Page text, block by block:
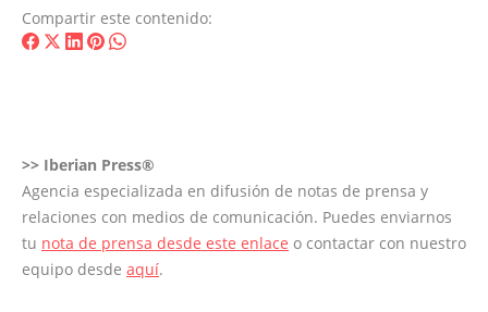
Compartir este contenido:
ShareShareShare
ShareShare
>> Iberian Press®
Agencia especializada en difusión de notas de prensa y
relaciones con medios de comunicación. Puedes enviarnos
tu nota de prensa desde este enlace o contactar con nuestro
equipo desde aquí.